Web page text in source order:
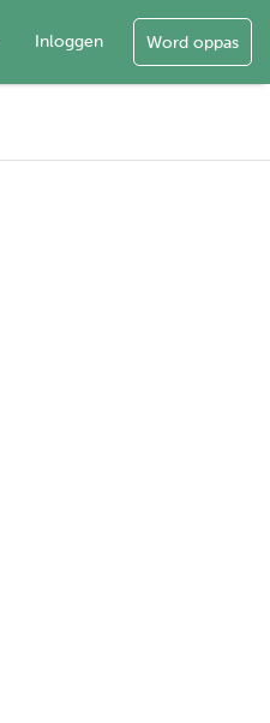
Inloggen Word oppas